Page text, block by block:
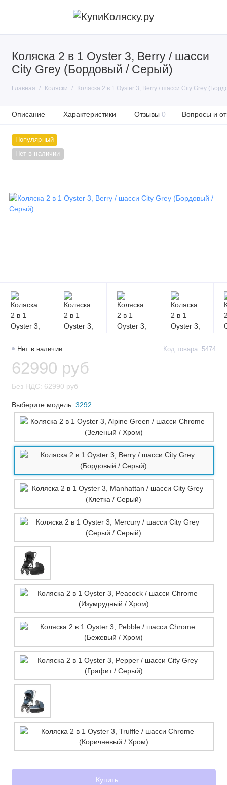
Коляска 2 в 1 Oyster 3, Berry / шасси
City Grey (Бордовый / Серый)
Главная Коляски Коляска 2 в 1 Oyster 3, Berry / шасси City Grey
Описание Характеристики Отзывы 0 Вопросы и
Популярный
Нет в наличии
Нет в наличии Код товара: 5474
62990 руб
Без НДС: 62990 руб
Выберите модель: 3292
Купить